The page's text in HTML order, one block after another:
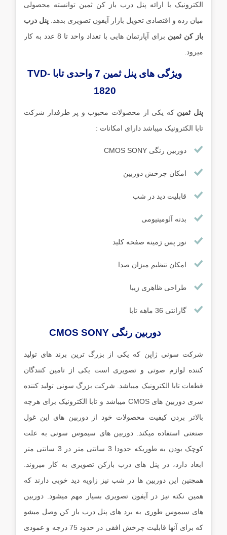
الکترونیک با ارائه پنل درب باز کن ثمین توانسته محصولی
میان رده و اقتصادی تحویل بازار آیفون تصویری بدهد. پنل درب
باز کن ثمین
برای آپارتمان هایی با تعداد واحد تا 8 عدد به کار
میرود.
ویژگی های پنل ثمین 7 واحدی تابا TVD-
1820
پنل ثمین که یکی از محصولات محبوب و پر طرفدار شرکت
تابا الکترونیک میباشد دارای امکانات :
دوربین رنگی CMOS SONY
امکان چرخش دوربین
قابلیت دید در شب
بدنه آلومینیومی
نور پس زمینه صفحه کلید
امکان تنظیم میزان صدا
طراحی ظاهری زیبا
گارانتی 36 ماهه تابا
دوربین رنگی CMOS SONY
شرکت سونی ژاپن که یکی از بزرگ ترین برند های تولید
کننده لوازم صوتی و تصویری است یکی از تامین کنندگان
قطعات تابا الکترونیک میباشد. شرکت بزرگ سونی تولید کننده
سری دوربین های CMOS میباشد و تابا الکترونیک برای هرچه
بالاتر بردن کیفیت محصولات خود از دوربین های این غول
صنعتی استفاده میکند. دوربین های سیموس سونی به علت
کوچک بودن به طوریکه حدودا 3 سانتی متر در 3 سانتی متر
ابعاد دارد، در پنل های درب بازکن تصویری به کار میروند.
همچنین این دوربین ها در شب نیز زاویه دید خوبی دارند که
همین نکته نیز در آیفون تصویری بسیار مهم میشود. دوربین
های سیموس طوری به برد های پنل درب باز کن وصل میشو
که برای آنها قابلیت چرخش افقی در حدود 75 درجه و عمودی